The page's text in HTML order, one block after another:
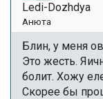
Ledi-Dozhdya
Анюта
Блин, у меня
Это жесть.
болит. Хожу
Скорее бы